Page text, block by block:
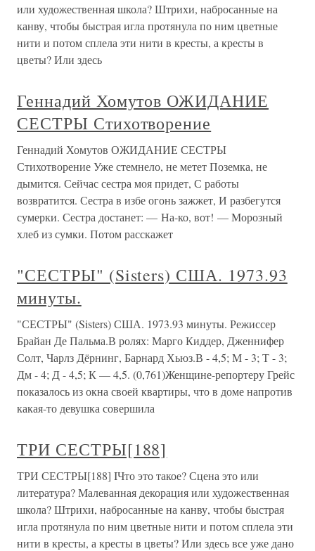
или художественная школа? Штрихи, набросанные на
канву, чтобы быстрая игла протянула по ним цветные
нити и потом сплела эти нити в кресты, а кресты в
цветы? Или здесь
Геннадий Хомутов ОЖИДАНИЕ
СЕСТРЫ Стихотворение
Геннадий Хомутов ОЖИДАНИЕ СЕСТРЫ
Стихотворение Уже стемнело, не метет Поземка, не
дымится. Сейчас сестра моя придет, С работы
возвратится. Сестра в избе огонь зажжет, И разбегутся
сумерки. Сестра достанет: — На-ко, вот! — Морозный
хлеб из сумки. Потом расскажет
"СЕСТРЫ" (Sisters) США. 1973.93
минуты.
"СЕСТРЫ" (Sisters) США. 1973.93 минуты. Режиссер
Брайан Де Пальма.В ролях: Марго Киддер, Дженнифер
Солт, Чарлз Дёрнинг, Барнард Хьюз.В - 4,5; М - 3; Т - 3;
Дм - 4; Д - 4,5; К — 4,5. (0,761)Женщине-репортеру Грейс
показалось из окна своей квартиры, что в доме напротив
какая-то девушка совершила
ТРИ СЕСТРЫ[188]
ТРИ СЕСТРЫ[188] IЧто это такое? Сцена это или
литература? Малеванная декорация или художественная
школа? Штрихи, набросанные на канву, чтобы быстрая
игла протянула по ним цветные нити и потом сплела эти
нити в кресты, а кресты в цветы? Или здесь все уже дано